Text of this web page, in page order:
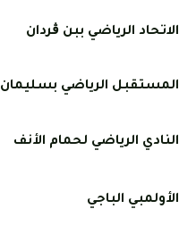
الاتحاد الرياضي ببن ڨردان
المستقبل الرياضي بسليمان
النادي الرياضي لحمام الأنف
الأولمبي الباجي